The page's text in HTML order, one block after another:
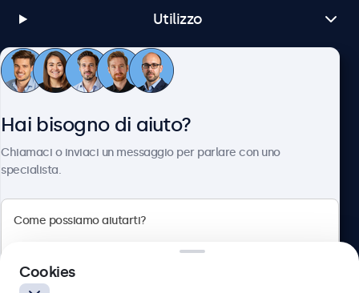
Utilizzo
Servizio Clienti
Hai bisogno di aiuto?
Chiamaci o inviaci un messaggio per parlare con uno
specialista.
Cookies